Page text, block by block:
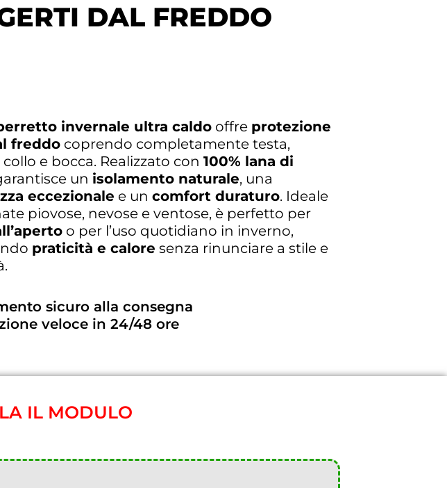
DAL FREDDO
invernale ultra caldo offre protezione
freddo coprendo completamente testa,
e bocca. Realizzato con 100% lana di
un isolamento naturale, una
eccezionale e un comfort duraturo. Ideale
piovose, nevose e ventose, è perfetto per
o per l’uso quotidiano in inverno,
praticità e calore senza rinunciare a stile e
sicuro alla consegna
veloce in 24/48 ore
IL MODULO